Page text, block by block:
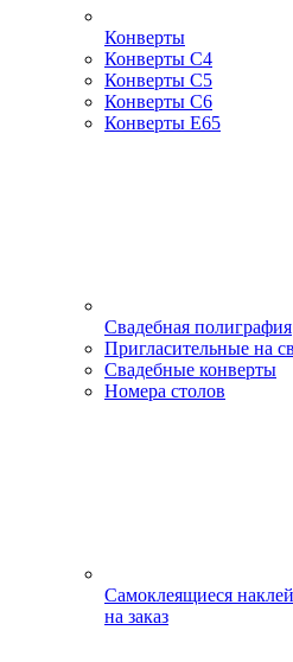
Конверты
Конверты С4
Конверты С5
Конверты С6
Конверты Е65
Свадебная полиграфия
Пригласительные на
Свадебные конверты
Номера столов
Самоклеящиеся
на заказ